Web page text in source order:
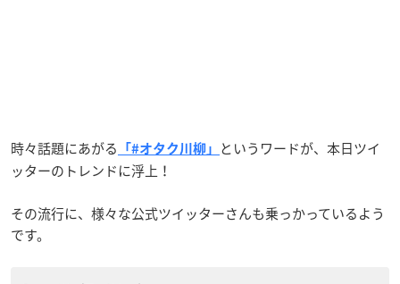
時々話題にあがる 「#オタク川柳」
というワードが、本日ツイ
ッターのトレンドに浮上！
その流行に、様々な公式ツイッターさんも乗っかっているよう
です。